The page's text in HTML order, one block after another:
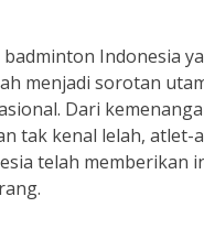
Indonesia
menjadi sorotan
Dari
tak kenal lelah, atlet-
telah memberikan